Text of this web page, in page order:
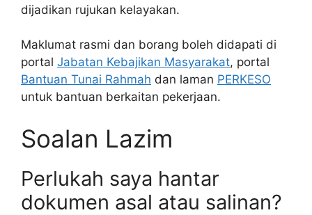
dijadikan rujukan kelayakan.
Maklumat rasmi dan borang boleh didapati di
portal Jabatan Kebajikan Masyarakat, portal
Bantuan Tunai Rahmah dan laman PERKESO
untuk bantuan berkaitan pekerjaan.
Soalan Lazim
Perlukah saya hantar
dokumen asal atau salinan?